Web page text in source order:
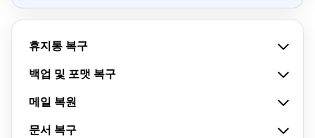
휴지통 복구
백업 및 포맷 복구
메일 복원
문서 복구